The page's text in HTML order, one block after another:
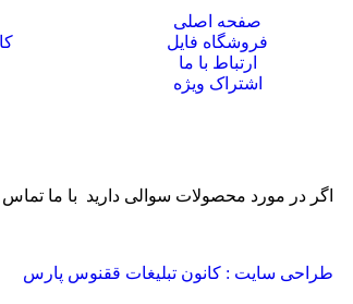
صفحه اصلی
فروشگاه فایل
ارتباط با ما
اشتراک ویژه
اگر در مورد محصولات سوالی دارید با ما تماس
طراحی سایت : کانون تبلیغات ققنوس پارس